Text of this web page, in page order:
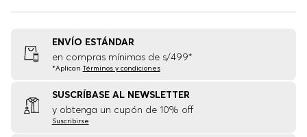
ENVÍO ESTÁNDAR
en compras mínimas de s/499*
*Aplican Términos y condiciones
SUSCRÍBASE AL NEWSLETTER
y obtenga un cupón de 10% off
Suscribirse